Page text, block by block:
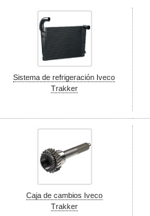
Sistema de refrigeración Iveco
Trakker
Caja de cambios Iveco
Trakker